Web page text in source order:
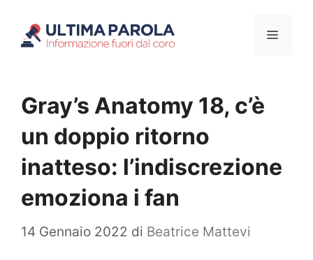
Menu
Gray’s Anatomy 18, c’è
un doppio ritorno
inatteso: l’indiscrezione
emoziona i fan
14 Gennaio 2022 di Beatrice Mattevi